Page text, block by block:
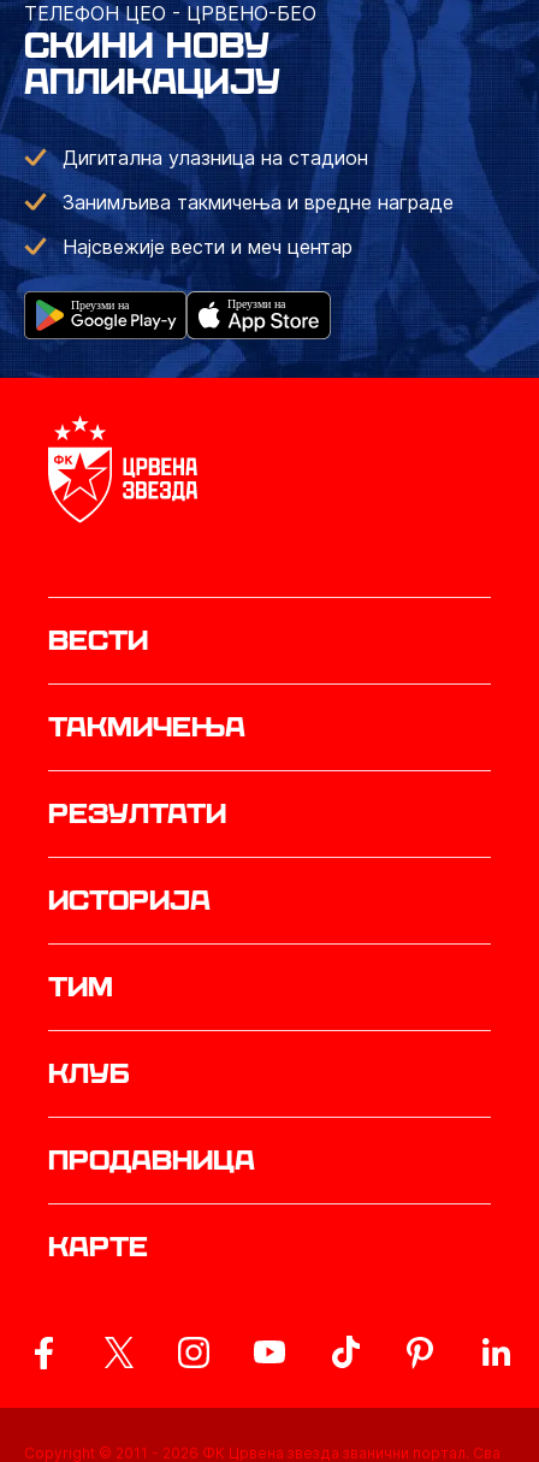
ТЕЛЕФОН ЦЕО - ЦРВЕНО-БЕО
СКИНИ НОВУ
АПЛИКАЦИЈУ
Дигитална улазница на стадион
Занимљива такмичења и вредне награде
Најсвежије вести и меч центар
Вести
Такмичења
резултати
историја
ТИМ
Клуб
продавница
Карте
Copyright © 2011 - 2026 ФК Црвена звезда званични портал. Сва